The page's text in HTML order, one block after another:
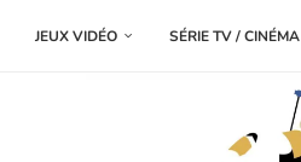
JEUX VIDÉO SÉRIE TV / CINÉMA